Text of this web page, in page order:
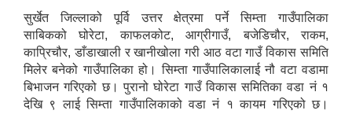
सुर्खेत जिल्लाको पूर्वि उत्तर क्षेत्रमा पर्ने सिम्ता गाउँपालिका
साबिकको घोरेटा, काफलकोट, आग्रीगाउँ, बजेडिचौर, राकम,
काप्रिचौर, डाँडाखाली र खानीखोला गरी आठ वटा गाउँ विकास समिति
मिलेर बनेको गाउँपालिका हो। सिम्ता गाउँपालिकालाई नौ वटा वडामा
बिभाजन गरिएको छ। पुरानो घोरेटा गाउँ विकास समितिका वडा नं १
देखि ९ लाई सिम्ता गाउँपालिकाको वडा नं १ कायम गरिएको छ।